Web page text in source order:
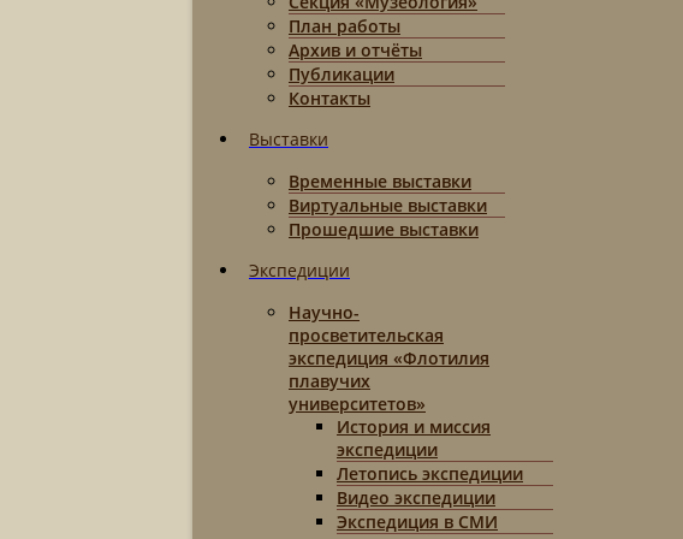
План работы
Архив и отчёты
Публикации
Контакты
Выставки
Временные выставки
Виртуальные выставки
Прошедшие выставки
Экспедиции
Научно-
просветительская
экспедиция «Флотилия
плавучих
университетов»
История и миссия
экспедиции
Летопись экспедиции
Видео экспедиции
Экспедиция в СМИ